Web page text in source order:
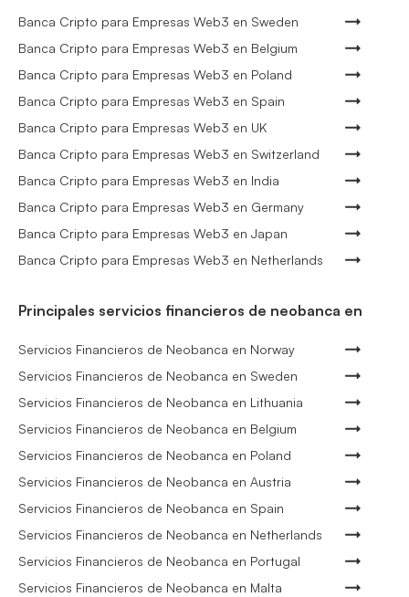
Banca Cripto para Empresas Web3 en Sweden
Banca Cripto para Empresas Web3 en Belgium
Banca Cripto para Empresas Web3 en Poland
Banca Cripto para Empresas Web3 en Spain
Banca Cripto para Empresas Web3 en UK
Banca Cripto para Empresas Web3 en Switzerland
Banca Cripto para Empresas Web3 en India
Banca Cripto para Empresas Web3 en Germany
Banca Cripto para Empresas Web3 en Japan
Banca Cripto para Empresas Web3 en Netherlands
Principales servicios financieros de neobanca en
Servicios Financieros de Neobanca en Norway
Servicios Financieros de Neobanca en Sweden
Servicios Financieros de Neobanca en Lithuania
Servicios Financieros de Neobanca en Belgium
Servicios Financieros de Neobanca en Poland
Servicios Financieros de Neobanca en Austria
Servicios Financieros de Neobanca en Spain
Servicios Financieros de Neobanca en Netherlands
Servicios Financieros de Neobanca en Portugal
Servicios Financieros de Neobanca en Malta